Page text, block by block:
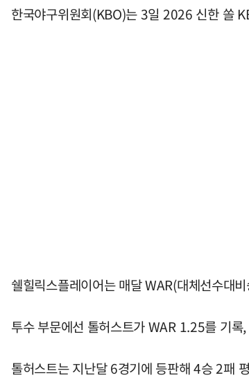
한국야구위원회(KBO)는 3일 2026 신한 쏠
쉘힐릭스플레이어는 매달 WAR(대체선수대
투수 부문에선 톨허스트가 WAR 1.25를 기
톨허스트는 지난달 6경기에 등판해 4승 2패